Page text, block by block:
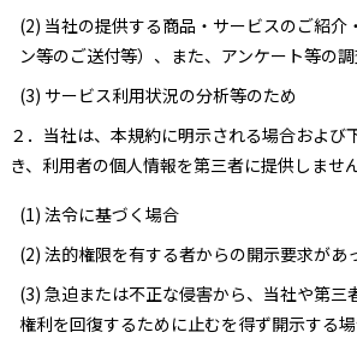
(2) 当社の提供する商品・サービスのご紹介
ン等のご送付等）、また、アンケート等の
(3) サービス利用状況の分析等のため
２． 当社は、本規約に明示される場合および
き、利用者の個人情報を第三者に提供しません
(1) 法令に基づく場合
(2) 法的権限を有する者からの開示要求があ
(3) 急迫または不正な侵害から、当社や第三
権利を回復するために止むを得ず開示する